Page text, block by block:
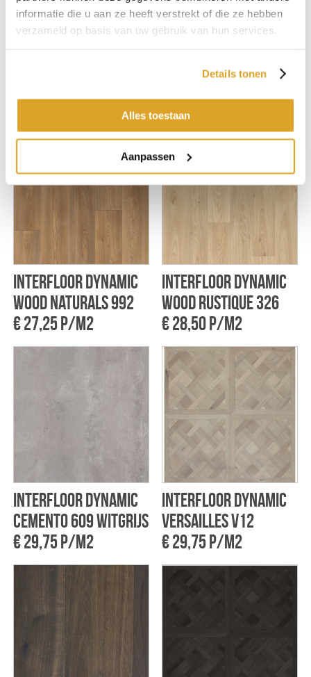
informatie die u aan ze heeft verstrekt of die ze hebben
verzameld op basis van uw gebruik van hun services.
Details tonen
Alles toestaan
Aanpassen
€ 27,25 p/m2
Interfloor Dynamic
Wood Rustique 363
€ 28,50 p/m2
Interfloor Dynamic
Wood Naturals 992
€ 27,25 p/m2
Interfloor Dynamic
Wood Rustique 326
€ 28,50 p/m2
Interfloor Dynamic
cemento 609 Witgrijs
€ 29,75 p/m2
Interfloor Dynamic
Versailles V12
€ 29,75 p/m2